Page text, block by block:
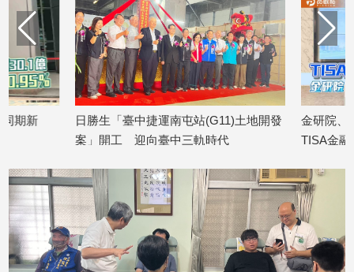
康/
親
子/
感
情
藝
術
創
／
電
影
推
薦
日勝生「臺中捷運南屯站(G11)土地開發
案」開工 迎向臺中三軌時代
金研院、集保、投信
TISA金融教育 將辦